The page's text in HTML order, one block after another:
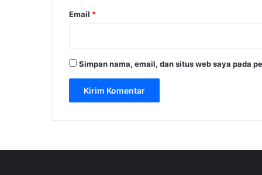
Email *
Simpan nama, email, dan situs web saya pada